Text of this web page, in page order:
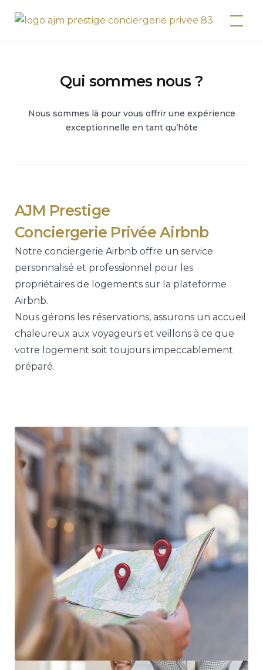
AJM Prestige
Qui sommes nous ?
Nous sommes là pour vous offrir une expérience
exceptionnelle en tant qu’hôte
AJM Prestige
Conciergerie Privée Airbnb
Notre conciergerie Airbnb offre un service
personnalisé et professionnel pour les
propriétaires de logements sur la plateforme
Airbnb.
Nous gérons les réservations, assurons un accueil
chaleureux aux voyageurs et veillons à ce que
votre logement soit toujours impeccablement
préparé.